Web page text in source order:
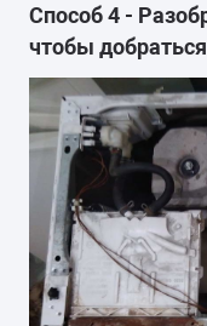
Способ 4 -
чтобы